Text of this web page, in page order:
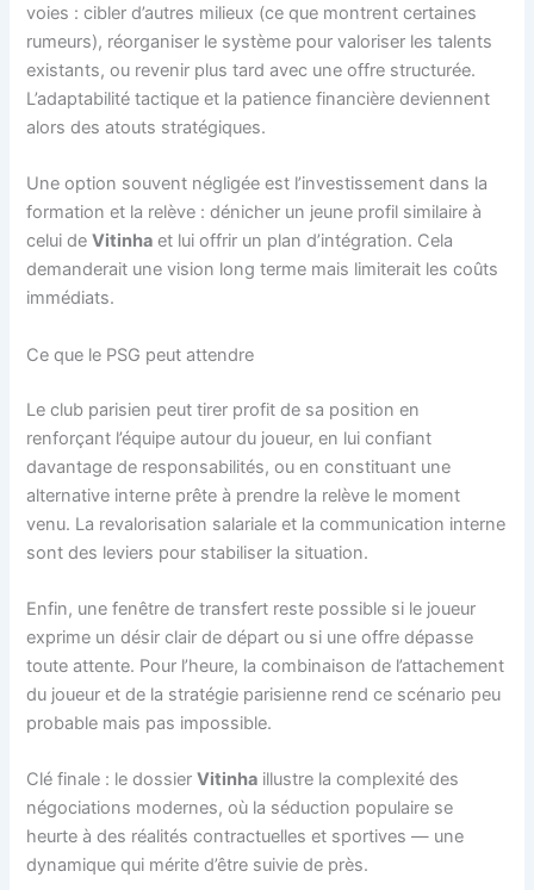
voies : cibler d’autres milieux (ce que montrent certaines
rumeurs), réorganiser le système pour valoriser les talents
existants, ou revenir plus tard avec une offre structurée.
L’adaptabilité tactique et la patience financière deviennent
alors des atouts stratégiques.
Une option souvent négligée est l’investissement dans la
formation et la relève : dénicher un jeune profil similaire à
celui deVitinha et lui offrir un plan d’intégration. Cela
demanderait une vision long terme mais limiterait les coûts
immédiats.
Ce que le PSG peut attendre
Le club parisien peut tirer profit de sa position en
renforçant l’équipe autour du joueur, en lui confiant
davantage de responsabilités, ou en constituant une
alternative interne prête à prendre la relève le moment
venu. La revalorisation salariale et la communication interne
sont des leviers pour stabiliser la situation.
Enfin, une fenêtre de transfert reste possible si le joueur
exprime un désir clair de départ ou si une offre dépasse
toute attente. Pour l’heure, la combinaison de l’attachement
du joueur et de la stratégie parisienne rend ce scénario peu
probable mais pas impossible.
Clé finale : le dossierVitinha illustre la complexité des
négociations modernes, où la séduction populaire se
heurte à des réalités contractuelles et sportives — une
dynamique qui mérite d’être suivie de près.